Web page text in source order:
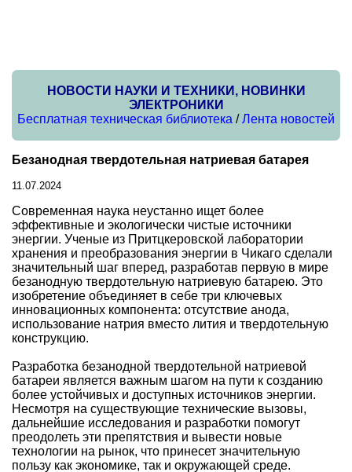
НОВОСТИ НАУКИ И ТЕХНИКИ, НОВИНКИ
ЭЛЕКТРОНИКИ
Бесплатная техническая библиотека /Лента новостей
Безанодная твердотельная натриевая батарея
11.07.2024
Современная наука неустанно ищет более
эффективные и экологически чистые источники
энергии. Ученые из Притцкеровской лаборатории
хранения и преобразования энергии в Чикаго сделали
значительный шаг вперед, разработав первую в мире
безанодную твердотельную натриевую батарею. Это
изобретение объединяет в себе три ключевых
инновационных компонента: отсутствие анода,
использование натрия вместо лития и твердотельную
конструкцию.
Разработка безанодной твердотельной натриевой
батареи является важным шагом на пути к созданию
более устойчивых и доступных источников энергии.
Несмотря на существующие технические вызовы,
дальнейшие исследования и разработки помогут
преодолеть эти препятствия и вывести новые
технологии на рынок, что принесет значительную
пользу как экономике, так и окружающей среде.